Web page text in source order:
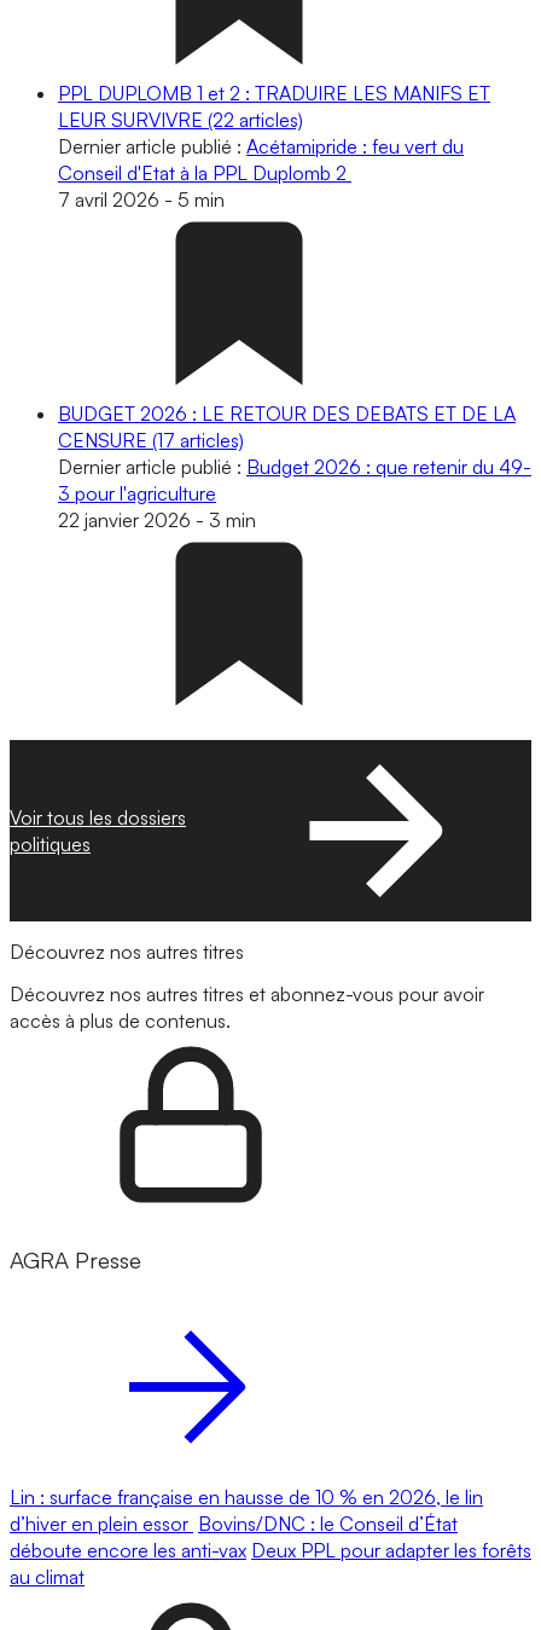
PPL DUPLOMB 1 et 2 : TRADUIRE LES MANIFS ET
LEUR SURVIVRE (22 articles)
Dernier article publié : Acétamipride : feu vert du
Conseil d'Etat à la PPL Duplomb 2
7 avril 2026 - 5 min
BUDGET 2026 : LE RETOUR DES DEBATS ET DE LA
CENSURE (17 articles)
Dernier article publié : Budget 2026 : que retenir du 49-
3 pour l'agriculture
22 janvier 2026 - 3 min
Voir tous les dossiers
politiques
Découvrez nos autres titres
Découvrez nos autres titres et abonnez-vous pour avoir
accès à plus de contenus.
AGRA Presse
Lin : surface française en hausse de 10 % en 2026, le lin
d’hiver en plein essor Bovins/DNC : le Conseil d’État
déboute encore les anti-vax Deux PPL pour adapter les forêts
au climat